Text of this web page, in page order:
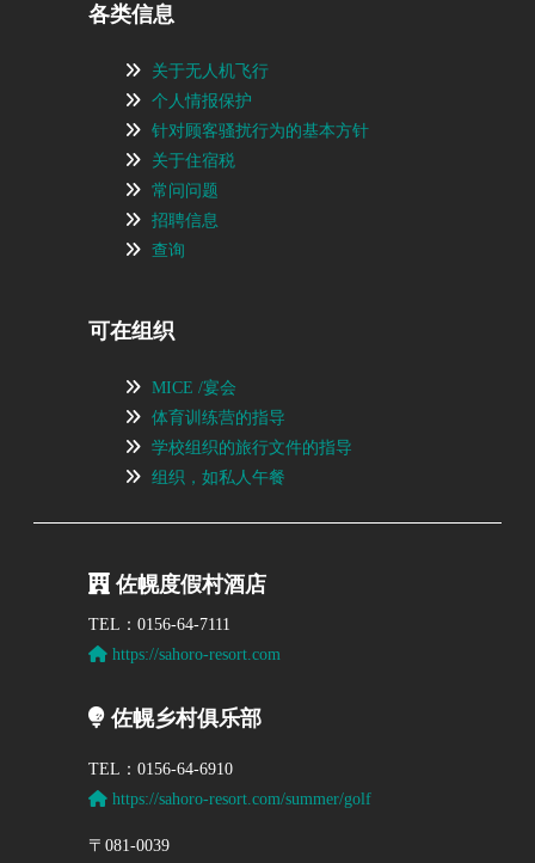
各类信息
关于无人机飞行
个人情报保护
针对顾客骚扰行为的基本方针
关于住宿税
常问问题
招聘信息
查询
可在组织
MICE /宴会
体育训练营的指导
学校组织的旅行文件的指导
组织，如私人午餐
佐幌度假村酒店
TEL：0156-64-7111
https://sahoro-resort.com
佐幌乡村俱乐部
TEL：0156-64-6910
https://sahoro-resort.com/summer/golf
〒081-0039